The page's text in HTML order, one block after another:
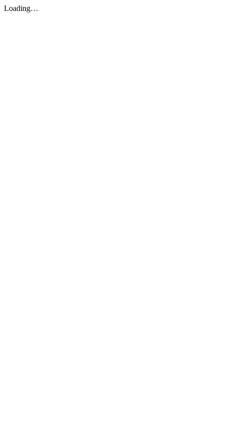
Loading…